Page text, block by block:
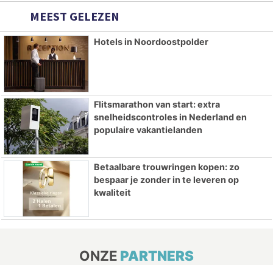
MEEST GELEZEN
Hotels in Noordoostpolder
Flitsmarathon van start: extra
snelheidscontroles in Nederland en
populaire vakantielanden
Betaalbare trouwringen kopen: zo
bespaar je zonder in te leveren op
kwaliteit
ONZE PARTNERS